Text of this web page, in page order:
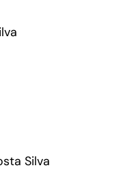
Silva